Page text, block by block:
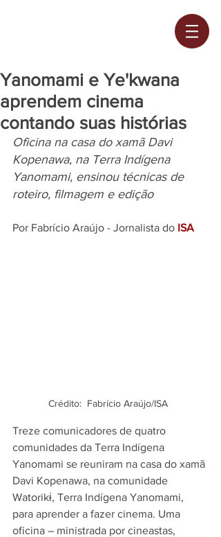
Yanomami e Ye'kwana
aprendem cinema
contando suas histórias
Oficina na casa do xamã Davi
Kopenawa, na Terra Indígena
Yanomami, ensinou técnicas de
roteiro, filmagem e edição
Por Fabrício Araújo - Jornalista do ISA
Crédito:  Fabrício Araújo/ISA
Treze comunicadores de quatro
comunidades da Terra Indígena
Yanomami se reuniram na casa do xamã
Davi Kopenawa, na comunidade
Watorikɨ, Terra Indígena Yanomami,
para aprender a fazer cinema. Uma
oficina – ministrada por cineastas,